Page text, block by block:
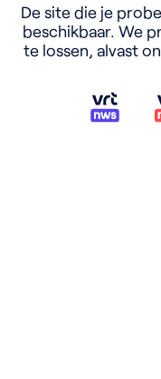
De site die je
beschikbaar. We
te lossen, alvast